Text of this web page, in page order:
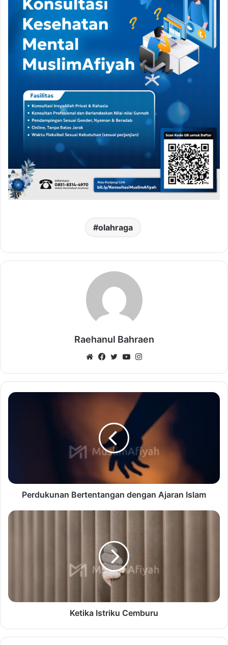
olahraga
Raehanul Bahraen
WebsiteFacebook
TwitterYouTube
Perdukunan Bertentangan dengan Ajaran Islam
Ketika Istriku Cemburu